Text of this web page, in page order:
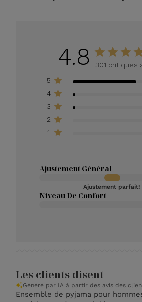
4.8
301 critiques
5
4
3
2
1
Ajustement Général
Ajustement parfait!
Niveau De Confort
Les clients disent
Généré par IA à partir des avis des
Ensemble de pyjama pour